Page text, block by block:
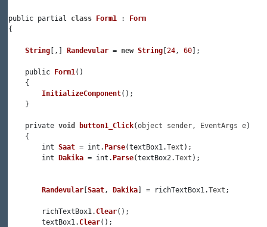
public partial class Form1 : Form
{
String [,] Randevular = new String [24 , 60];
    public
Form1 ()
    {
InitializeComponent();
    }
    private
void button1_Click(object sender, EventArgs e)
    {
        int
Saat = int. Parse(textBox1.Text );
        int
Dakika = int. Parse(textBox2.Text );
Randevular [Saat , Dakika] = richTextBox1.Text ;
        richTextBox1.
Clear();
        textBox1.
Clear();